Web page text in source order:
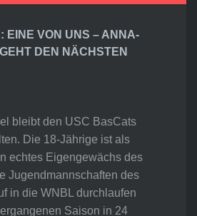
EINE VON UNS – ANNA-
DEN NÄCHSTEN
bleibt den USC BasCats
Die 18-Jährige ist als
echtes Eigengewächs des
Jugendmannschaften des
in die WNBL durchlaufen
Saison in 24